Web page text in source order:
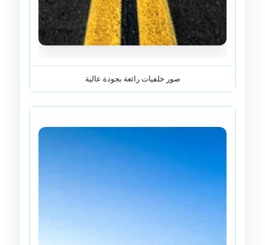
صور خلفيات رائعة بجودة عالية